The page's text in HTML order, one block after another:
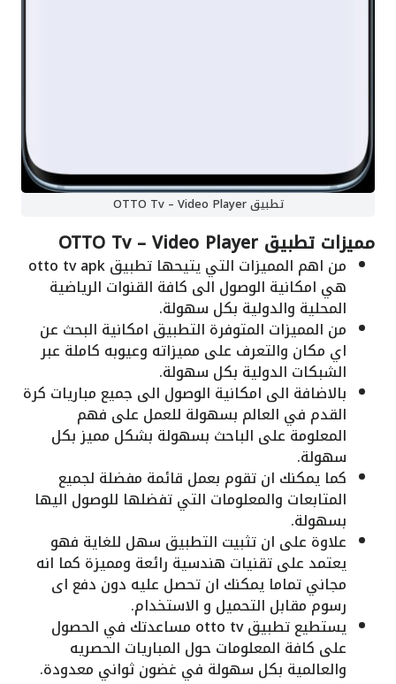
تطبيق OTTO Tv – Video Player
مميزات تطبيق OTTO Tv – Video Player
من اهم المميزات التي يتيحها تطبيق otto tv apk
هي امكانية الوصول الى كافة القنوات الرياضية
المحلية والدولية بكل سهولة.
من المميزات المتوفرة التطبيق امكانية البحث عن
اي مكان والتعرف على مميزاته وعيوبه كاملة عبر
الشبكات الدولية بكل سهولة.
بالاضافة الى امكانية الوصول الى جميع مباريات كرة
القدم في العالم بسهولة للعمل على فهم
المعلومة على الباحث بسهولة بشكل مميز بكل
سهولة.
كما يمكنك ان تقوم بعمل قائمة مفضلة لجميع
المتابعات والمعلومات التي تفضلها للوصول اليها
بسهولة.
علاوة على ان تثبيت التطبيق سهل للغاية فهو
يعتمد على تقنيات هندسية رائعة ومميزة كما انه
مجاني تماما يمكنك ان تحصل عليه دون دفع اى
رسوم مقابل التحميل و الاستخدام.
يستطيع تطبيق otto tv مساعدتك في الحصول
على كافة المعلومات حول المباريات الحصريه
والعالمية بكل سهولة في غضون ثواني معدودة.